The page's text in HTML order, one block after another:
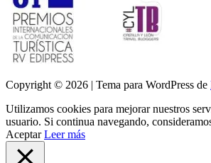
Copyright © 2026 | Tema para WordPress de
Utilizamos cookies para mejorar nuestros
usuario. Si continua navegando,
Aceptar Leer más